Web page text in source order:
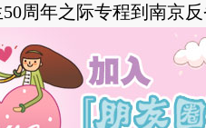
周年之际专程到南京